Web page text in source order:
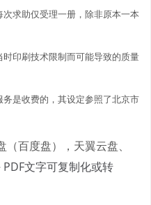
求助仅受理一册，除非原本一本
印刷技术限制而可能导致的质量
是收费的，其设定参照了北京市
百度盘），天翼云盘、
文字可复制化或转